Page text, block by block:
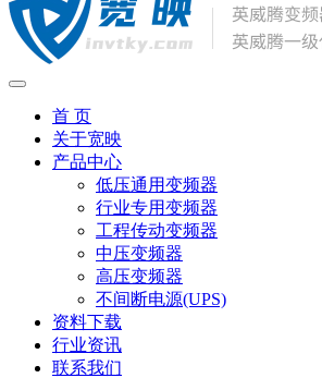
首 页
关于宽映
产品中心
低压通用变频器
行业专用变频器
工程传动变频器
中压变频器
高压变频器
不间断电源(UPS)
资料下载
行业资讯
联系我们